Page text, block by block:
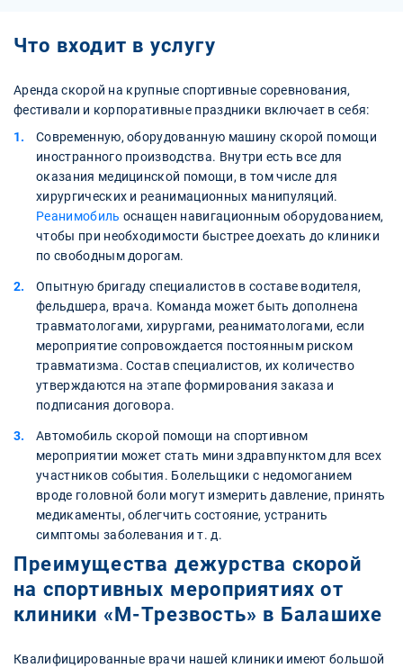
Что входит в услугу
Аренда скорой на крупные спортивные соревнования,
фестивали и корпоративные праздники включает в себя:
Современную, оборудованную машину скорой помощи
иностранного производства. Внутри есть все для
оказания медицинской помощи, в том числе для
хирургических и реанимационных манипуляций.
Реанимобиль оснащен навигационным оборудованием,
чтобы при необходимости быстрее доехать до клиники
по свободным дорогам.
Опытную бригаду специалистов в составе водителя,
фельдшера, врача. Команда может быть дополнена
травматологами, хирургами, реаниматологами, если
мероприятие сопровождается постоянным риском
травматизма. Состав специалистов, их количество
утверждаются на этапе формирования заказа и
подписания договора.
Автомобиль скорой помощи на спортивном
мероприятии может стать мини здравпунктом для всех
участников события. Болельщики с недомоганием
вроде головной боли могут измерить давление, принять
медикаменты, облегчить состояние, устранить
симптомы заболевания и т. д.
Преимущества дежурства скорой
на спортивных мероприятиях от
клиники «М-Трезвость» в Балашихе
Квалифицированные врачи нашей клиники имеют большой